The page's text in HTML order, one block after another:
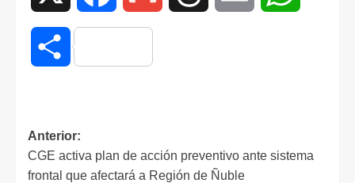
Compartir
Anterior:
CGE activa plan de acción preventivo ante sistema
frontal que afectará a Región de Ñuble